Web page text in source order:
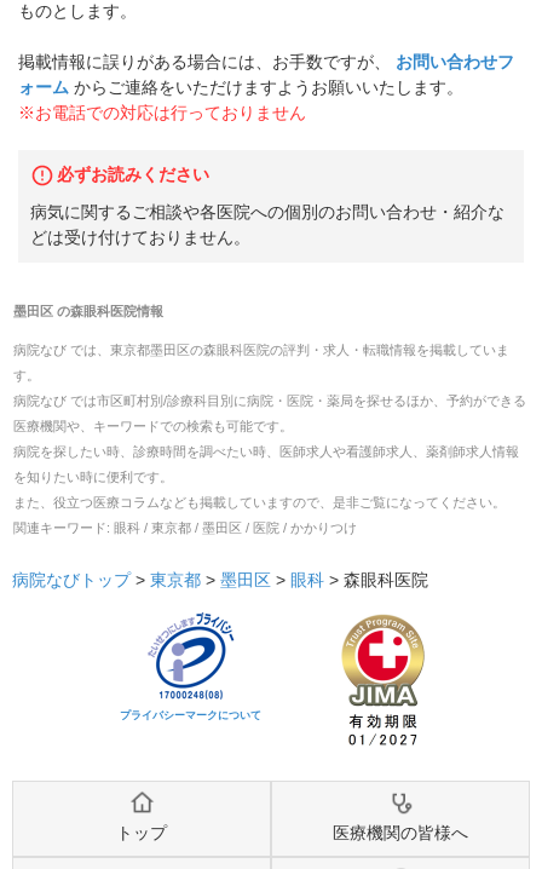
ものとします。
掲載情報に誤りがある場合には、お手数ですが、
お問い合わせフ
ォーム からご連絡をいただけますようお願いいたします。
※お電話での対応は行っておりません
必ずお読みください
病気に関するご相談や各医院への個別のお問い合わせ・紹介な
どは受け付けておりません。
墨田区の森眼科医院情報
病院なび では、 東京都墨田区の森眼科医院の評判・求人・転職情報を掲載していま
す。
病院なび では市区町村別/診療科目別に病院・医院・薬局を探せるほか、予約ができる
医療機関や、キーワードでの検索も可能です。
病院を探したい時、診療時間を調べたい時、医師求人や看護師求人、薬剤師求人情報
を知りたい時に便利です。
また、役立つ医療コラムなども掲載していますので、是非ご覧になってください。
関連キーワード: 眼科 / 東京都 / 墨田区 / 医院 / かかりつけ
病院なびトップ> 東京都 > 墨田区 > 眼科 > 森眼科医院
プライバシーマークについて
トップ 医療機関の皆様へ